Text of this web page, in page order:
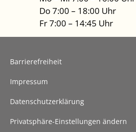
Do 7:00 – 18:00 Uhr
Fr 7:00 – 14:45 Uhr
Barrierefreiheit
Impressum
Datenschutzerklärung
Privatsphäre-Einstellungen ändern